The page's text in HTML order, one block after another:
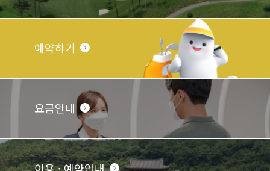
예약하기
요금안내
이용 · 예약안내